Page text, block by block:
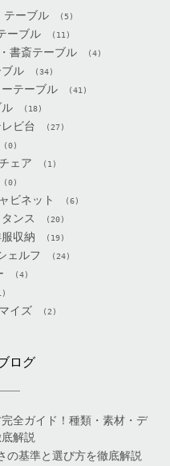
テーブル (5)
ーブル (11)
書斎テーブル (4)
ル (34)
テーブル (41)
(18)
ビ台 (27)
(0)
ェア (1)
(0)
ビネット (6)
ンス (20)
収納 (19)
ェルフ (24)
(4)
イズ (2)
ログ
全ガイド！種類・素材・デ
解説
の基準と選び方を徹底解説